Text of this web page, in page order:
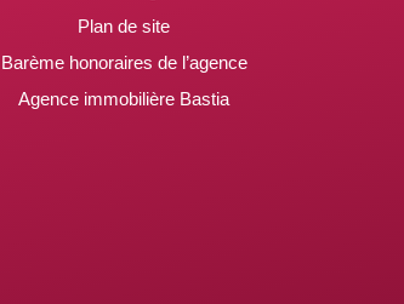
Plan de site
Barème honoraires de l’agence
Agence immobilière Bastia